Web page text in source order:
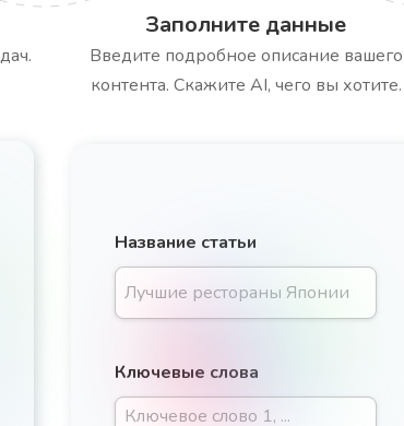
Заполните данные
Введите подробное описание вашего
контента. Скажите AI, чего вы хотите.
Название статьи
Ключевые слова